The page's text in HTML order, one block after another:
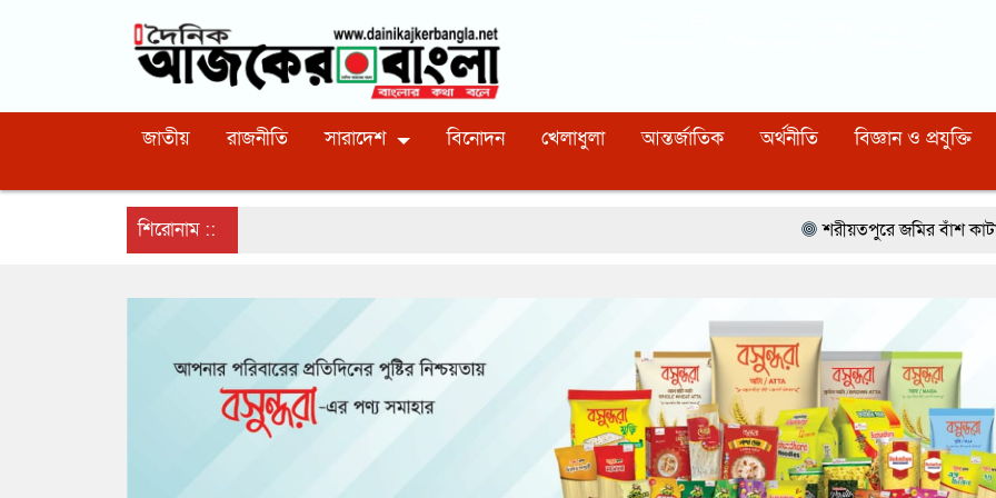
জাতীয় রাজনীতি সারাদেশ বিনোদন খেলাধুলা আন্তর্জাতিক অর্থনীতি বিজ্ঞান ও প্রযুক্তি
শিরোনাম :: শরীয়তপুরে জমির বাঁশ কাটাকে কেন্দ্র করে